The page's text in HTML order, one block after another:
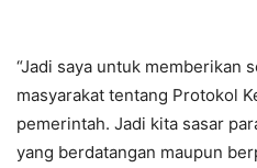
“Jadi saya untuk memberikan
masyarakat tentang Protokol
pemerintah. Jadi kita sasar
yang berdatangan maupun